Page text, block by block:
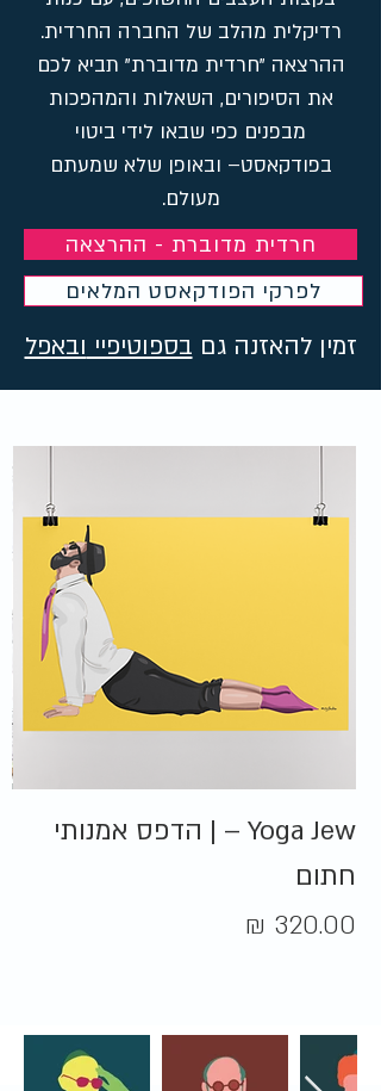
רדיקלית מהלב של החברה החרדית.
ההרצאה "חרדית מדוברת" תביא לכם
את הסיפורים, השאלות והמהפכות
מבפנים כפי שבאו לידי ביטוי
בפודקאסט– ובאופן שלא שמעתם
מעולם.
חרדית מדוברת - ההרצאה
לפרקי הפודקאסט המלאים
זמין להאזנה גם בספוטיפיי ובאפל
Yoga Jew – | הדפס אמנותי
חתום
מחיר